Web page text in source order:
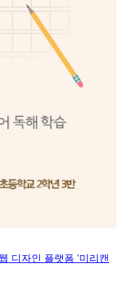
디자인 플랫폼 '미리캔